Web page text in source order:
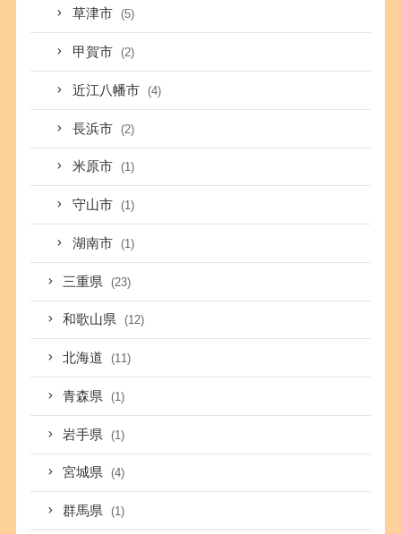
草津市 (5)
甲賀市 (2)
近江八幡市 (4)
長浜市 (2)
米原市 (1)
守山市 (1)
湖南市 (1)
三重県 (23)
和歌山県 (12)
北海道 (11)
青森県 (1)
岩手県 (1)
宮城県 (4)
群馬県 (1)